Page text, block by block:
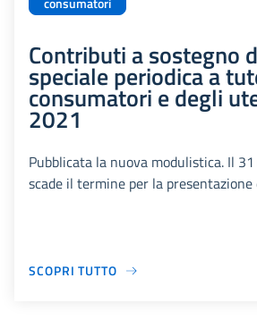
consumatori
Contributi a sostegno
speciale periodica a
consumatori e degli
2021
Pubblicata la nuova modulistica. Il
scade il termine per la presentazione
SCOPRI TUTTO